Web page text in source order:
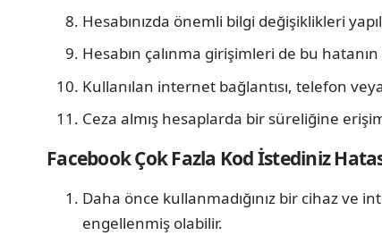
Hesabınızda önemli bilgi değişiklikleri
Hesabın çalınma girişimleri de bu
Kullanılan internet bağlantısı, telefon
Ceza almış hesaplarda bir süreliğine
Facebook Çok Fazla Kod İstediniz
Daha önce kullanmadığınız bir cihaz ve
engellenmiş olabilir.